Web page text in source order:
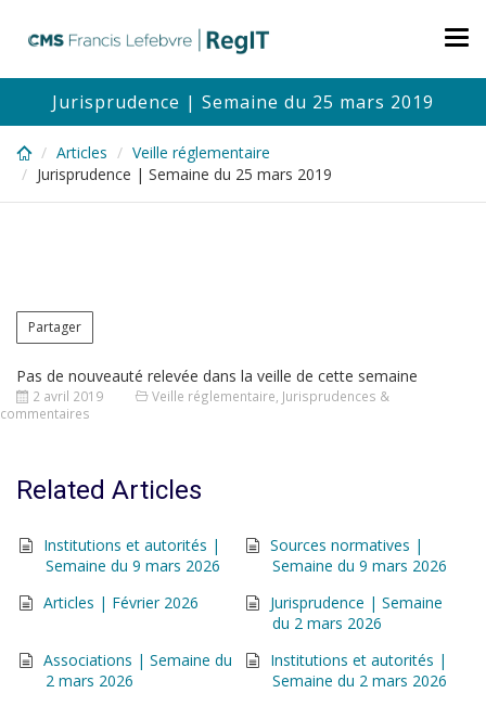
content
Jurisprudence | Semaine du 25 mars 2019
Articles
Veille réglementaire
Jurisprudence | Semaine du 25 mars 2019
Partager
Pas de nouveauté relevée dans la veille de cette semaine
2 avril 2019 Veille réglementaire Jurisprudences &
commentaires
Related Articles
Institutions et autorités |
Semaine du 9 mars 2026
Sources normatives |
Semaine du 9 mars 2026
Articles | Février 2026
Jurisprudence | Semaine
du 2 mars 2026
Associations | Semaine du
2 mars 2026
Institutions et autorités |
Semaine du 2 mars 2026